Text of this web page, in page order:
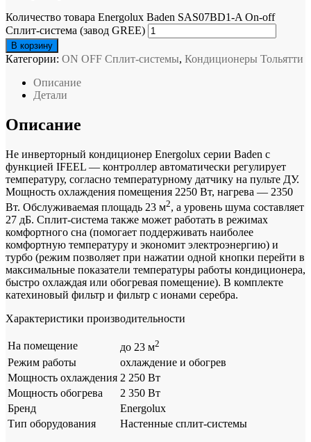
Количество товара Energolux Baden SAS07BD1-A On-off
Сплит-система (завод GREE)
В корзину
Категории: ON OFF Сплит-системы, Кондиционеры Тольятти
Описание
Детали
Описание
Не инверторный кондиционер Energolux серии Baden с
функцией IFEEL — контроллер автоматически регулирует
температуру, согласно температурному датчику на пульте ДУ.
Мощность охлаждения помещения 2250 Вт, нагрева — 2350
Вт. Обслуживаемая площадь 23 м2, а уровень шума составляет
27 дБ. Сплит-система также может работать в режимах
комфортного сна (помогает поддерживать наиболее
комфортную температуру и экономит электроэнергию) и
турбо (режим позволяет при нажатии одной кнопки перейти в
максимальные показатели температуры работы кондиционера,
быстро охлаждая или обогревая помещение). В комплекте
катехиновый фильтр и фильтр с ионами серебра.
Характеристики производительности
На помещение до 23 м2
Режим работы
охлаждение и обогрев
Мощность охлаждения 2 250 Вт
Мощность обогрева
2 350 Вт
Бренд
Energolux
Тип оборудования
Настенные сплит-системы